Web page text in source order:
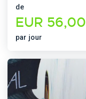
de
EUR 56,00
par jour